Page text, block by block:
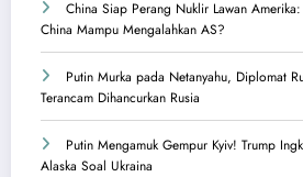
China Siap Perang Nuklir Lawan
China Mampu Mengalahkan AS?
Putin Murka pada Netanyahu, Diplomat
Terancam Dihancurkan Rusia
Putin Mengamuk Gempur Kyiv! Trump
Alaska Soal Ukraina